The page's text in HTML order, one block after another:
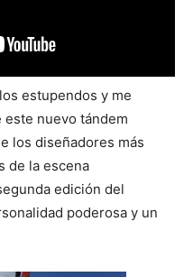
estupendos y me
nuevo tándem
los diseñadores más
de la escena
edición del
poderosa y un